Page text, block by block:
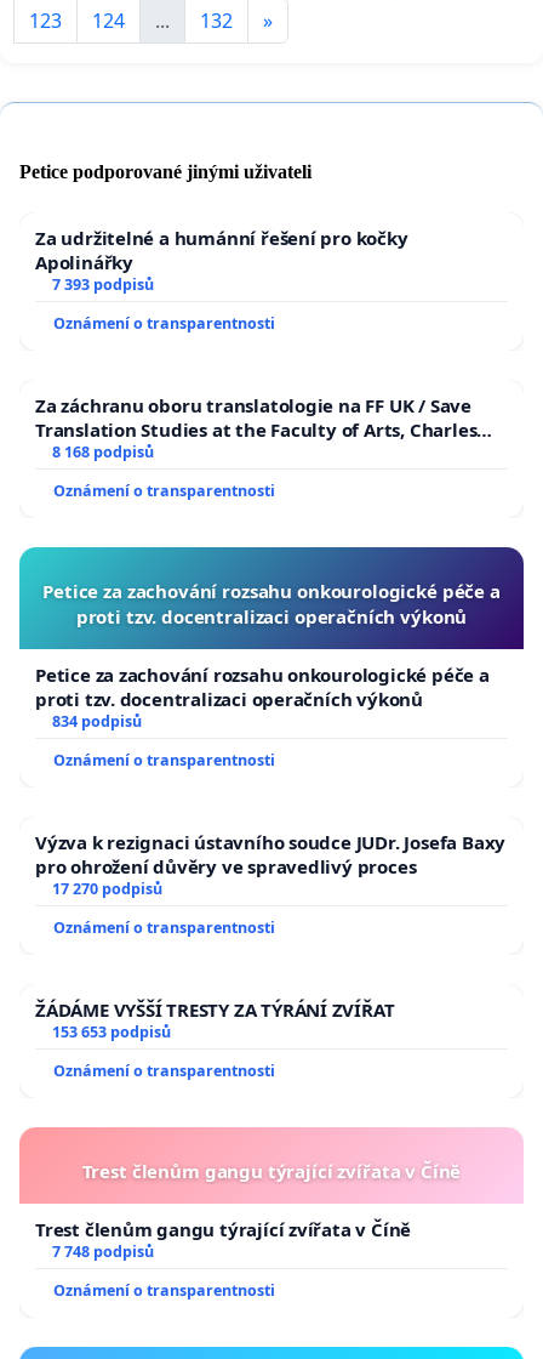
123
124 ... 132 »
Petice podporované jinými uživateli
Za udržitelné a humánní řešení pro kočky
Apolinářky
7 393 podpisů
Oznámení o transparentnosti
Za záchranu oboru translatologie na FF UK / Save
Translation Studies at the Faculty of Arts, Charles
University
8 168 podpisů
Oznámení o transparentnosti
Petice za zachování rozsahu onkourologické péče a
proti tzv. docentralizaci operačních výkonů
Petice za zachování rozsahu onkourologické péče a
proti tzv. docentralizaci operačních výkonů
834 podpisů
Oznámení o transparentnosti
Výzva k rezignaci ústavního soudce JUDr. Josefa Baxy
pro ohrožení důvěry ve spravedlivý proces
17 270 podpisů
Oznámení o transparentnosti
ŽÁDÁME VYŠŠÍ TRESTY ZA TÝRÁNÍ ZVÍŘAT
153 653 podpisů
Oznámení o transparentnosti
Trest členům gangu týrající zvířata v Číně
Trest členům gangu týrající zvířata v Číně
7 748 podpisů
Oznámení o transparentnosti